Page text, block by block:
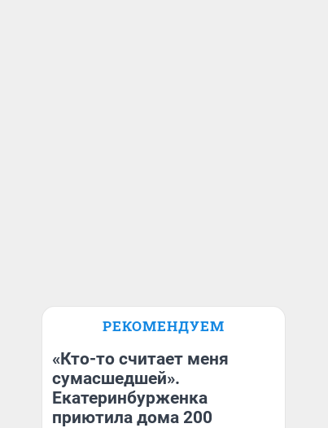
РЕКОМЕНДУЕМ
«Кто-то считает меня
сумасшедшей».
Екатеринбурженка
приютила дома 200